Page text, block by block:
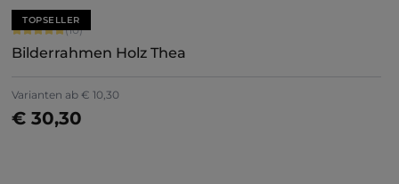
TOPSELLER
Durchschnittliche Bewertung von 5 von 5 Sternen
(10)
Bilderrahmen Holz Thea
Varianten ab € 10,30
€ 30,30
Jetzt konfigurieren